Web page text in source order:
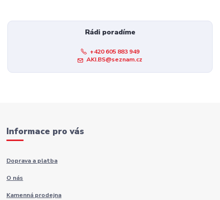
Rádi poradíme
+420 605 883 949
AKI.BS@seznam.cz
Informace pro vás
Doprava a platba
O nás
Kamenná prodejna